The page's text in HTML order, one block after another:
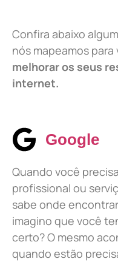
Confira abaixo
nós mapeamos
melhorar os seus
internet.
Google
Quando você
profissional ou
sabe onde
imagino que você
certo? O mesmo
quando estão